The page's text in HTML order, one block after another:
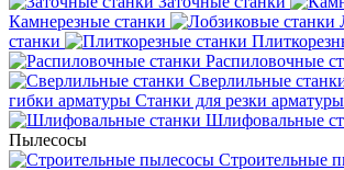
Камнерезные станки
станки
Распиловочные
Сверлильные
гибки арматуры Станки для резки арматуры
Шлифовальные
Пылесосы
Строительные